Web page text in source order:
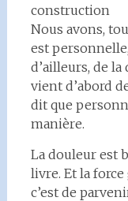
construction
Nous avons,
est
d’ailleurs, de
vient d’abord
dit que
manière.
La douleur est
livre. Et la
c’est de